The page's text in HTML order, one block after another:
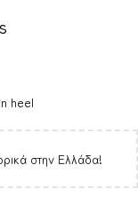
heel
στην Ελλάδα!